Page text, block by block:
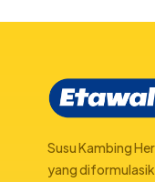
Susu Kambing
yang